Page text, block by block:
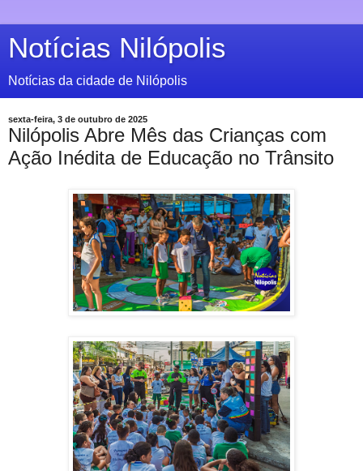
Notícias Nilópolis
Notícias da cidade de Nilópolis
sexta-feira, 3 de outubro de 2025
Nilópolis Abre Mês das Crianças com
Ação Inédita de Educação no Trânsito